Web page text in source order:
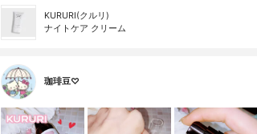
KURURI(クルリ)
ナイトケア クリーム
珈琲豆♡